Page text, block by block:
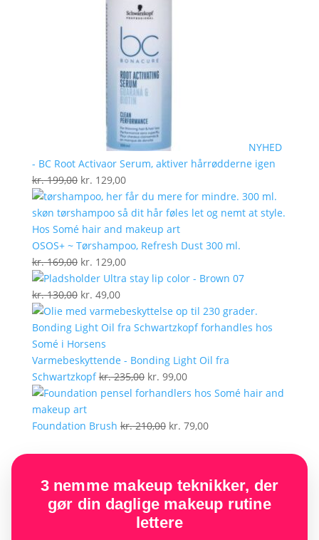
NYHED
- BC Root Activaor Serum, aktiver hårrødderne igen
kr.199,00 Den
oprindelige
pris
var:
kr. 199,00.
kr. 129,00Den
aktuelle
pris
er:
kr. 129,00.
OSOS+ ~ Tørshampoo, Refresh Dust 300 ml.
kr.169,00 Den
oprindelige
pris
var:
kr. 169,00.
kr. 129,00Den
aktuelle
er:
kr. 129,00.
Ultra stay lip color - Brown 07
kr.130,00 Den
oprindelige
pris
var:
kr. 130,00.
kr. 49,00Den
aktuelle
pris
kr. 49,00.
Varmebeskyttende - Bonding Light Oil fra
Schwartzkopf kr.235,00 Den
oprindelige
var:
kr. 99,00Den
aktuelle
er:
Foundation Brush kr.210,00 Den
pris
kr. 210,00.
kr. 79,00Den
pris
kr. 79,00.
3 nemme makeup teknikker, der
gør din daglige makeup rutine
lettere